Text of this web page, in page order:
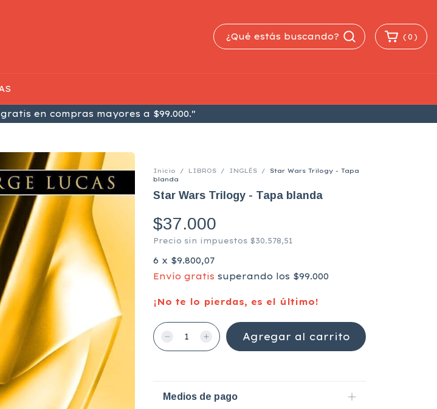
en compras mayores a $99.000."
( 0 )
Inicio / LIBROS / INGLÉS /
Star Wars Trilogy - Tapa
blanda
Star Wars Trilogy - Tapa blanda
$37.000
Precio sin impuestos $30.578,51
6 x $9.800,07
Envío gratis superando los $99.000
¡No te lo pierdas, es el último!
Medios de pago